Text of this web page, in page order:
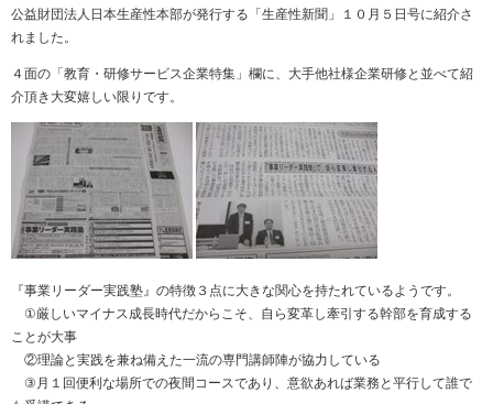
公益財団法人日本生産性本部が発行する「生産性新聞」１０月５日号に紹介さ
れました。
４面の「教育・研修サービス企業特集」欄に、大手他社様企業研修と並べて紹
介頂き大変嬉しい限りです。
『事業リーダー実践塾』の特徴３点に大きな関心を持たれているようです。
①厳しいマイナス成長時代だからこそ、自ら変革し牽引する幹部を育成する
ことが大事
②理論と実践を兼ね備えた一流の専門講師陣が協力している
③月１回便利な場所での夜間コースであり、意欲あれば業務と平行して誰で